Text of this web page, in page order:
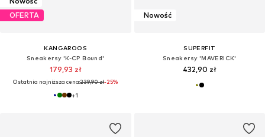
OFERTA
KANGAROOS
Sneakersy 'K-CP Bound'
179,93 zł
Ostatnia najniższa cena:239,90 zł-25%
+1
Nowość
SUPERFIT
Sneakersy 'MAVERICK'
432,90 zł